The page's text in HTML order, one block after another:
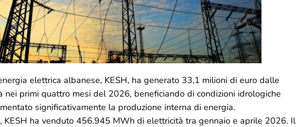
elettrica albanese, KESH, ha generato 33,1 milioni di euro dalle
nei primi quattro mesi del 2026, beneficiando di condizioni idrologiche
significativamente la produzione interna di energia.
KESH ha venduto 456.945 MWh di elettricità tra gennaio e aprile 2026. Il